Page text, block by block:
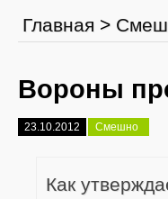
Главная >
Вороны
23.10.2012 Смешно
Как